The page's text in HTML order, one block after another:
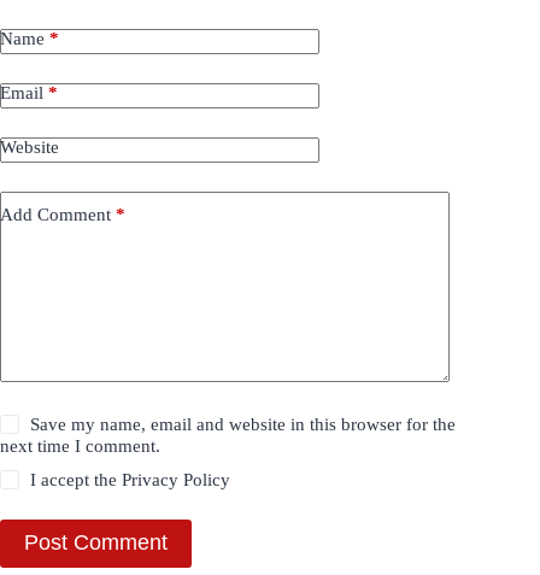
Name *
Email *
Website
Add Comment *
Save my name, email and website in this browser for the
next time I comment.
I accept thePrivacy Policy
Post Comment